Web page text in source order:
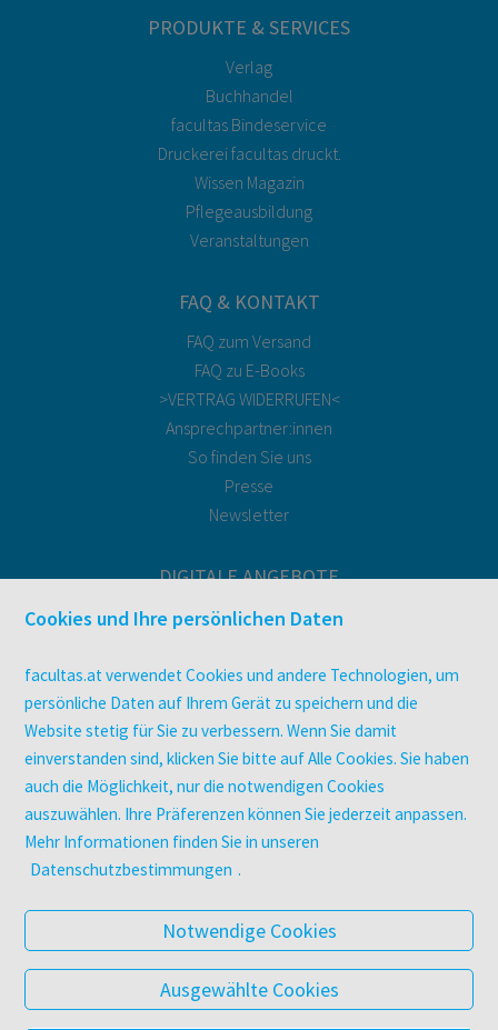
PRODUKTE & SERVICES
Verlag
Buchhandel
facultas Bindeservice
Druckerei facultas druckt.
Wissen Magazin
Pflegeausbildung
Veranstaltungen
FAQ & KONTAKT
FAQ zum Versand
FAQ zu E-Books
>VERTRAG WIDERRUFEN<
Ansprechpartner:innen
So finden Sie uns
Presse
Newsletter
DIGITALE ANGEBOTE
Überblick
utb elibrary
E-Books
facultas Club
UNTERNEHMEN
Über facultas
Arbeiten bei facultas
Datenschutz & Cookies
AGB
Barrierefreiheit
Cookies und Ihre persönlichen Daten
facultas.at verwendet Cookies und andere Technologien, um
persönliche Daten auf Ihrem Gerät zu speichern und die
Website stetig für Sie zu verbessern. Wenn Sie damit
einverstanden sind, klicken Sie bitte auf Alle Cookies. Sie haben
auch die Möglichkeit, nur die notwendigen Cookies
auszuwählen. Ihre Präferenzen können Sie jederzeit anpassen.
Mehr Informationen finden Sie in unseren
Datenschutzbestimmungen .
Notwendige Cookies
Ausgewählte Cookies